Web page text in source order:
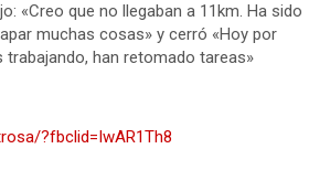
«Creo que no llegaban a 11km. Ha sido
muchas cosas» y cerró «Hoy por
han retomado tareas»
?fbclid=IwAR1Th8